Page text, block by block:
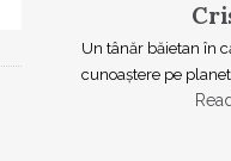
Un tânăr băietan în
cunoaștere pe